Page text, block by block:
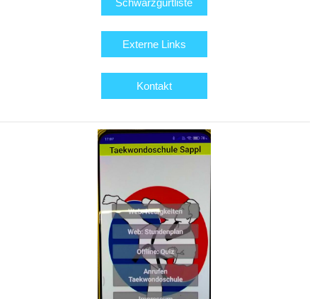
Schwarzgurtliste
Externe Links
Kontakt